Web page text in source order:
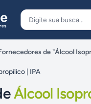
de "Álcool
| IPA
Álcool